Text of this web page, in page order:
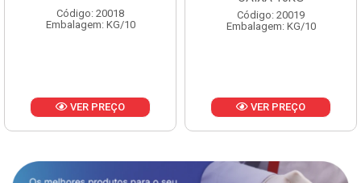
Embalagem: KG/10
VER PREÇO VER